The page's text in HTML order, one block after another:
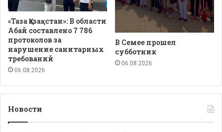
«Таза Қазақстан»: В области
Абай составлено 7 786
протоколов за
нарушение санитарных
требований
06.08.2026
В Семее прошел
субботник
06.08.2026
Новости